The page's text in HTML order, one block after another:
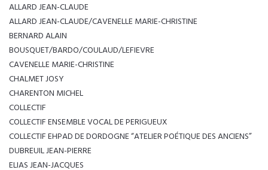
ALLARD JEAN-CLAUDE
ALLARD JEAN-CLAUDE/CAVENELLE MARIE-CHRISTINE
BERNARD ALAIN
BOUSQUET/BARDO/COULAUD/LEFIEVRE
CAVENELLE MARIE-CHRISTINE
CHALMET JOSY
CHARENTON MICHEL
COLLECTIF
COLLECTIF ENSEMBLE VOCAL DE PERIGUEUX
COLLECTIF EHPAD DE DORDOGNE “ATELIER POÉTIQUE DES ANCIENS”
DUBREUIL JEAN-PIERRE
ELIAS JEAN-JACQUES